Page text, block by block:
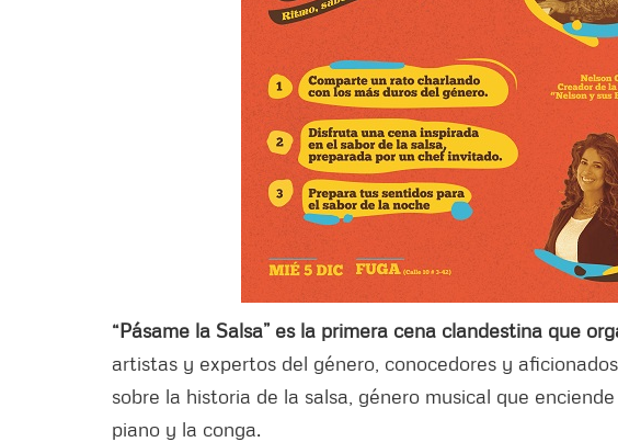
“Pásame la Salsa” es la primera cena clandestina que
artistas y expertos del género, conocedores y
sobre la historia de la salsa, género musical que
piano y la conga.